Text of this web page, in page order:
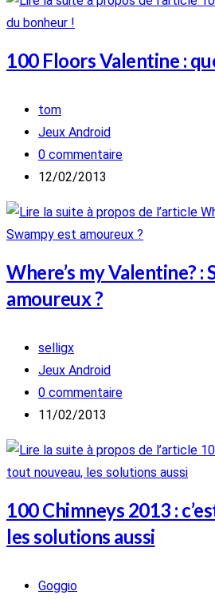
publication :
100 Floors Valentine :
Auteur/autrice
de
la
publication :
tom
Post
category:
Jeux Android
Commentaires
de
publication :
0 commentaire
Publication
12/02/2013
Where’s my Valentine? :
amoureux ?
Auteur/autrice
de
la
publication :
selligx
Post
category:
Jeux Android
Commentaires
de
publication :
0 commentaire
Publication
11/02/2013
100 Chimneys 2013 :
les solutions aussi
Auteur/autrice
Goggio